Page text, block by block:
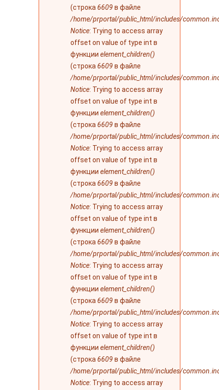
(строка 6609 в файле
/home/prportal/public_html/includes/
Notice: Trying to access array
offset on value of type int в
функции element_children()
(строка 6609 в файле
/home/prportal/public_html/includes/
Notice: Trying to access array
offset on value of type int в
функции element_children()
(строка 6609 в файле
/home/prportal/public_html/includes/
Notice: Trying to access array
offset on value of type int в
функции element_children()
(строка 6609 в файле
/home/prportal/public_html/includes/
Notice: Trying to access array
offset on value of type int в
функции element_children()
(строка 6609 в файле
/home/prportal/public_html/includes/
Notice: Trying to access array
offset on value of type int в
функции element_children()
(строка 6609 в файле
/home/prportal/public_html/includes/
Notice: Trying to access array
offset on value of type int в
функции element_children()
(строка 6609 в файле
/home/prportal/public_html/includes/
Notice: Trying to access array